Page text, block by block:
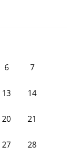
6 7
13 14
20 21
27 28